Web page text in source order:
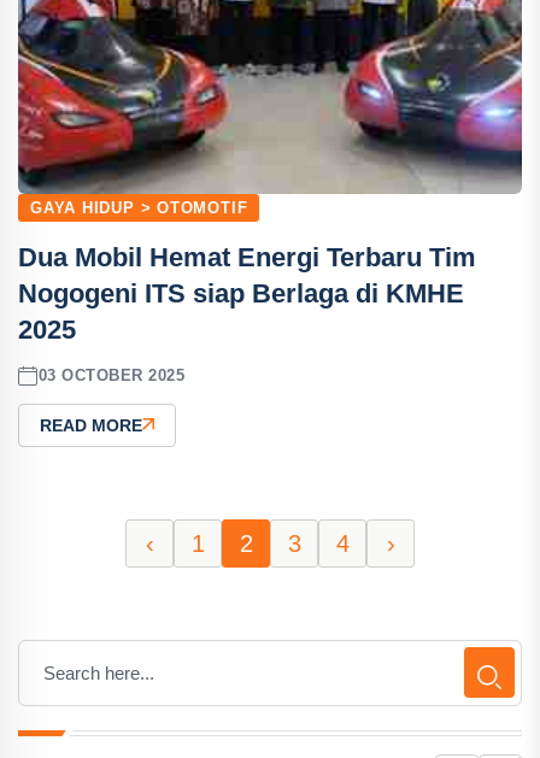
GAYA HIDUP > OTOMOTIF
Dua Mobil Hemat Energi Terbaru Tim
Nogogeni ITS siap Berlaga di KMHE
2025
03 OCTOBER 2025
READ MORE
‹ 1 2 3 4 ›